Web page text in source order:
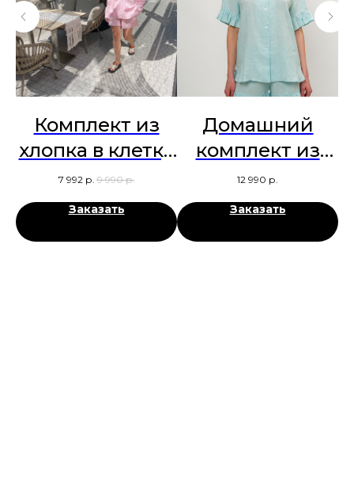
Комплект из
хлопка в клетку
виши
7 992 р. 9 990 р.
Заказать
Домашний
комплект из
100% льна
12 990 р.
Заказать